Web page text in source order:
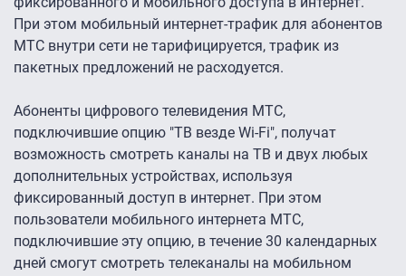
При этом мобильный интернет-трафик для абонентов
МТС внутри сети не тарифицируется, трафик из
пакетных предложений не расходуется.
Абоненты цифрового телевидения МТС,
подключившие опцию "ТВ везде Wi-Fi", получат
возможность смотреть каналы на ТВ и двух любых
дополнительных устройствах, используя
фиксированный доступ в интернет. При этом
пользователи мобильного интернета МТС,
подключившие эту опцию, в течение 30 календарных
дней смогут смотреть телеканалы на мобильном